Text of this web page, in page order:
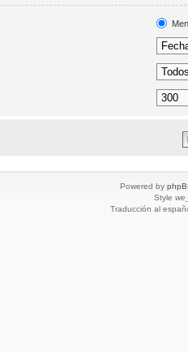
Powered by
Style
Traducción al